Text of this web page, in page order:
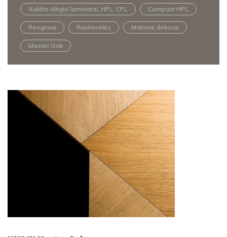
Aukšto slėgio laminatai, HPL, CPL Compact HPL
Renginiai Rankenėlės Matiniai dekorai
Master Oak